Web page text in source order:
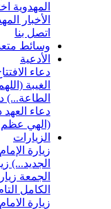
المهدوية
الأخبار
اتصل بنا
وسائط
الأدعية
دعاء
الغيبة
الطاعة...)
دعاء العهد
(الهي عظم
الزيارات
زيارة
الجديد...)
الجمعة
الكامل
زيارة